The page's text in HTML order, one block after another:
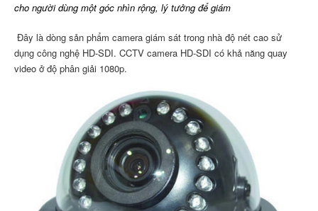
cho người dùng một góc nhìn rộng, lý tưởng để giám
Đây là dòng sản phẩm camera giám sát trong nhà độ nét cao sử
dụng công nghệ HD-SDI. CCTV camera HD-SDI có khả năng quay
video ở độ phân giải 1080p.